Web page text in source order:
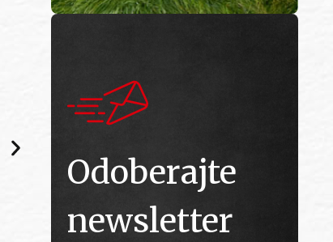
Odoberajte
newsletter